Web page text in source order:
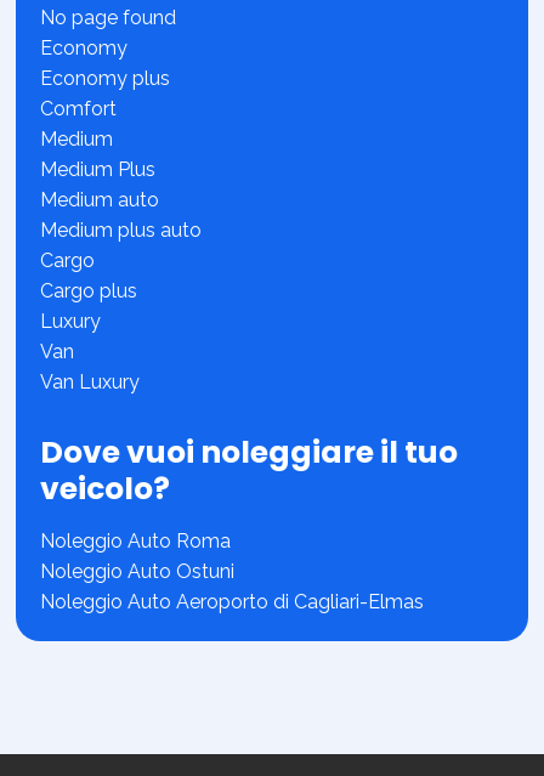
No page found
Economy
Economy plus
Comfort
Medium
Medium Plus
Medium auto
Medium plus auto
Cargo
Cargo plus
Luxury
Van
Van Luxury
Dove vuoi noleggiare il tuo
veicolo?
Noleggio Auto Roma
Noleggio Auto Ostuni
Noleggio Auto Aeroporto di Cagliari-Elmas